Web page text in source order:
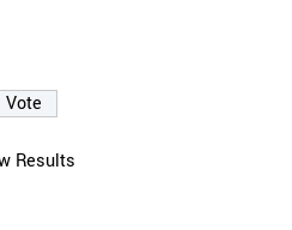
Results